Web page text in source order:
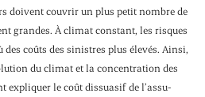
doivent couvrir un plus petit nombre de
grandes. À climat constant, les risques
des coûts des sinistres plus élevés. Ainsi,
du climat et la concentration des
expliquer le coût dissuasif de l’assu­